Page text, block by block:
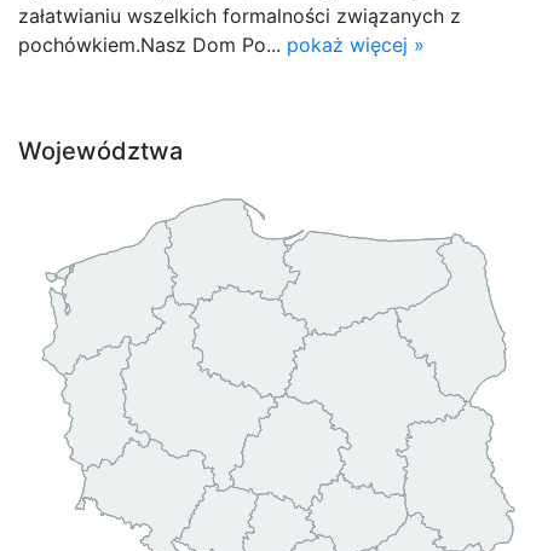
załatwianiu wszelkich formalności związanych z
pochówkiem.Nasz Dom Po... pokaż więcej »
Województwa